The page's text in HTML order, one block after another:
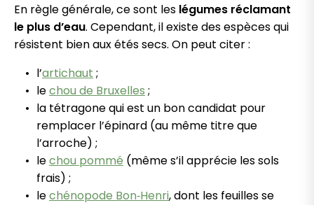
En règle générale, ce sont les légumes réclamant
le plus d’eau. Cependant, il existe des espèces qui
résistent bien aux étés secs. On peut citer :
l’artichaut ;
lechou de Bruxelles ;
la tétragone qui est un bon candidat pour
remplacer l’épinard (au même titre que
l’arroche) ;
lechou pommé (même s’il apprécie les sols
frais) ;
lechénopode Bon‑Henri, dont les feuilles se